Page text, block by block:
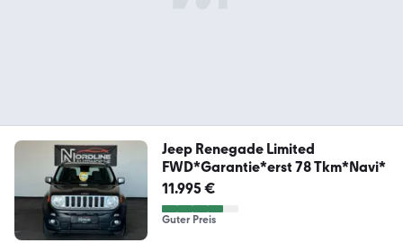
Jeep Renegade Limited
FWD*Garantie*erst 78 Tkm*Navi*
11.995 €
Guter Preis